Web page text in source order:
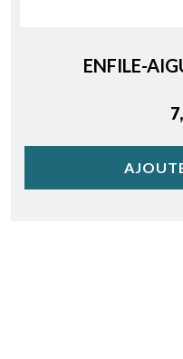
ENFILE-